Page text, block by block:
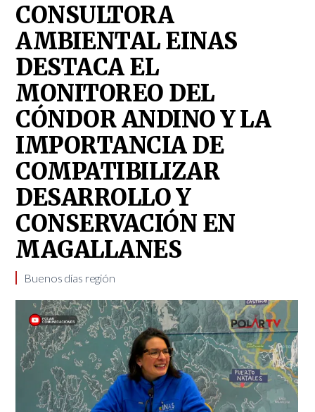
CONSULTORA
AMBIENTAL EINAS
DESTACA EL
MONITOREO DEL
CÓNDOR ANDINO Y LA
IMPORTANCIA DE
COMPATIBILIZAR
DESARROLLO Y
CONSERVACIÓN EN
MAGALLANES
Buenos días región